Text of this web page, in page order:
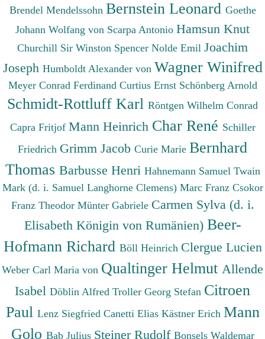
Brendel Mendelssohn Bernstein Leonard Goethe
Johann Wolfang von Scarpa Antonio Hamsun Knut
Churchill Sir Winston Spencer Nolde Emil Joachim
Joseph Humboldt Alexander von Wagner Winifred
Meyer Conrad Ferdinand Curtius Ernst Schönberg Arnold
Schmidt-Rottluff Karl Röntgen Wilhelm Conrad
Capra Fritjof Mann Heinrich Char René Schiller
Friedrich Grimm Jacob Curie Marie Bernhard
Thomas Barbusse Henri Hahnemann Samuel Twain
Mark (d. i. Samuel Langhorne Clemens) Marc Franz Csokor
Franz Theodor Münter Gabriele Carmen Sylva (d. i.
Elisabeth Königin von Rumänien) Beer-
Hofmann Richard Böll Heinrich Clergue Lucien
Weber Carl Maria von Qualtinger Helmut Allende
Isabel Döblin Alfred Troller Georg Stefan Citroen
Paul Lenz Siegfried Canetti Elias Kästner Erich Mann
Golo Bab Julius Steiner Rudolf Bonsels Waldemar